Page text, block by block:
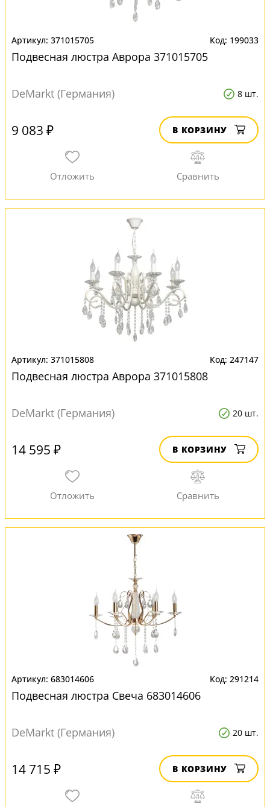
371015705 199033
Подвесная люстра Аврора 371015705
DeMarkt (Германия) 8 шт.
9 083 ₽ В КОРЗИНУ
371015808 247147
Подвесная люстра Аврора 371015808
DeMarkt (Германия) 20 шт.
14 595 ₽ В КОРЗИНУ
683014606 291214
Подвесная люстра Свеча 683014606
DeMarkt (Германия) 20 шт.
14 715 ₽ В КОРЗИНУ